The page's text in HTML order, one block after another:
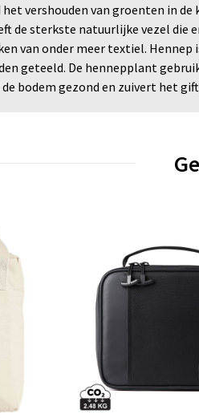
vershouden van groenten in
de sterkste natuurlijke vezel die
van onder meer textiel.
geteeld. De hennepplant
bodem gezond en zuivert het